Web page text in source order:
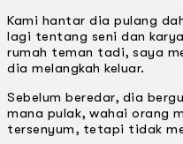
Kami hantar dia pulang
lagi tentang seni dan
rumah teman tadi, saya
dia melangkah keluar.
Sebelum beredar, dia
mana pulak, wahai orang
tersenyum, tetapi tidak